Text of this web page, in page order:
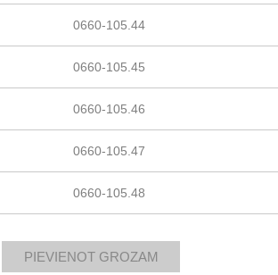
0660-105.44
0660-105.45
0660-105.46
0660-105.47
0660-105.48